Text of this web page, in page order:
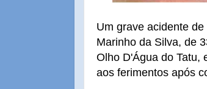
Um grave acidente
Marinho da Silva, de
Olho D'Água do Tatu,
aos ferimentos após